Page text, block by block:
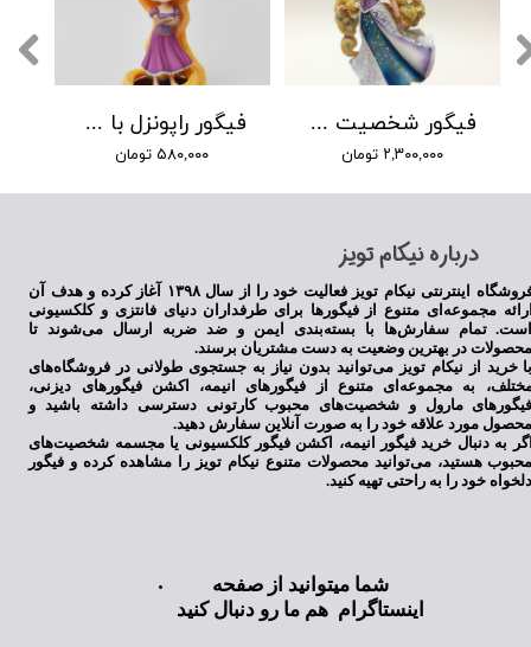
فیگور راپونزل با موهای باز
۵۸۰,۰۰۰ تومان
فیگور شخصیت راپونزل (گیسو کمند) با موهای بلند
۲,۳۰۰,۰۰۰ تومان
​درباره نیکام تویز
فروشگاه اینترنتی نیکام تویز فعالیت خود را از سال ۱۳۹۸ آغاز کرده و هدف آن
مجموعه‌ای متنوع از فیگورها برای طرفداران دنیای فانتزی و کلکسیونی
تمام سفارش‌ها با بسته‌بندی ایمن و ضد ضربه ارسال می‌شوند تا
در بهترین وضعیت به دست مشتریان برسند.
خرید از نیکام تویز می‌توانید بدون نیاز به جستجوی طولانی در فروشگاه‌های
به مجموعه‌ای متنوع از فیگورهای انیمه، اکشن فیگورهای دیزنی،
مارول و شخصیت‌های محبوب کارتونی دسترسی داشته باشید و
مورد علاقه خود را به صورت آنلاین سفارش دهید.
به دنبال خرید فیگور انیمه، اکشن فیگور کلکسیونی یا مجسمه شخصیت‌های
هستید، می‌توانید محصولات متنوع نیکام تویز را مشاهده کرده و فیگور
خود را به راحتی تهیه کنید.
شما میتوانید از صفحه
اینستاگرام هم ما رو دنبال کنید